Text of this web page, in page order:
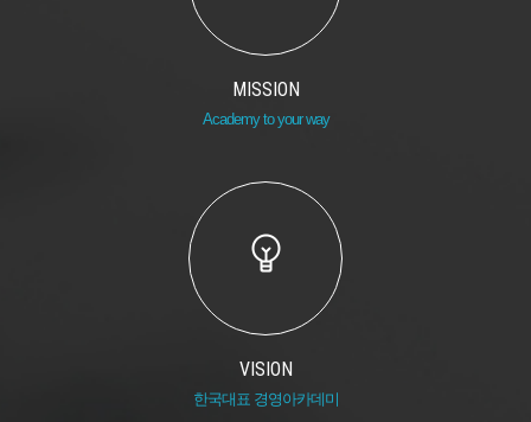
MISSION
Academy to your way
VISION
한국대표 경영아카데미